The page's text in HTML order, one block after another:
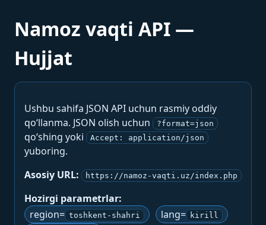
Namoz vaqti API —
Hujjat
Ushbu sahifa JSON API uchun rasmiy oddiy
qo‘llanma. JSON olish uchun
?format=json
qo‘shing yoki Accept: application/json
yuboring.
Asosiy URL:
https://namoz-vaqti.uz/index.php
Hozirgi parametrlar:
region= toshkent-shahri lang= kirill